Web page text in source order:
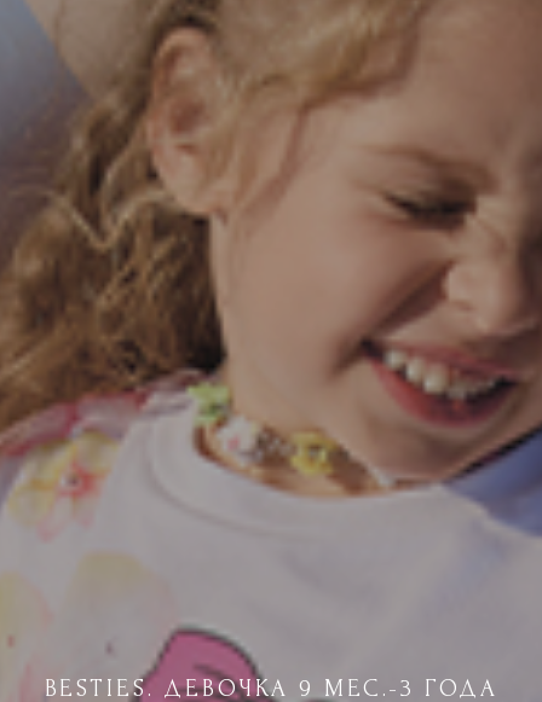
BESTIES. ДЕВОЧКА 9 МЕС.-3 ГОДА